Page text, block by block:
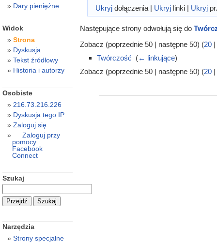
Ukryjdołączenia | Ukryjlinki | Ukryj
Następujące strony odwołują się do
Zobacz (poprzednie 50 | następne 50) (20|
Twórczość (← linkujące)
Zobacz (poprzednie 50 | następne 50) (20|
Dary pieniężne
Widok
Strona
Dyskusja
Tekst źródłowy
Historia i autorzy
Osobiste
216.73.216.226
Dyskusja tego IP
Zaloguj się
Zaloguj przy
pomocy
Facebook
Connect
Szukaj
Narzędzia
Strony specjalne